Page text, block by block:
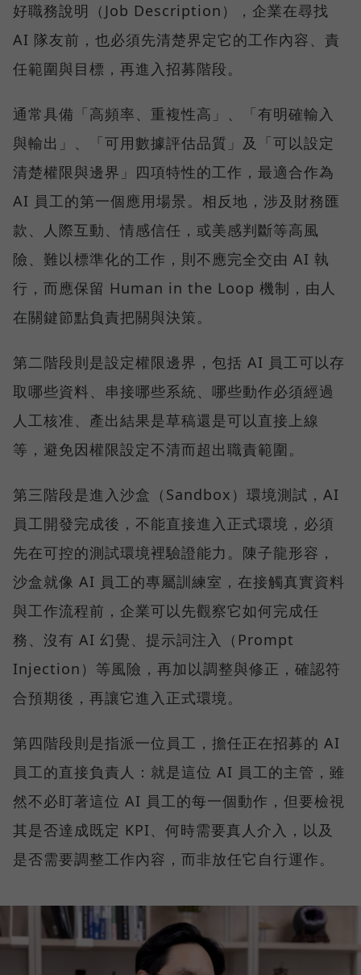
好職務說明（Job Description），企業在尋找
AI 隊友前，也必須先清楚界定它的工作內容、責
任範圍與目標，再進入招募階段。
通常具備「高頻率、重複性高」、「有明確輸入
與輸出」、「可用數據評估品質」及「可以設定
清楚權限與邊界」四項特性的工作，最適合作為
AI 員工的第一個應用場景。相反地，涉及財務匯
款、人際互動、情感信任，或美感判斷等高風
險、難以標準化的工作，則不應完全交由 AI 執
行，而應保留 Human in the Loop 機制，由人
在關鍵節點負責把關與決策。
第二階段則是設定權限邊界，包括 AI 員工可以存
取哪些資料、串接哪些系統、哪些動作必須經過
人工核准、產出結果是草稿還是可以直接上線
等，避免因權限設定不清而超出職責範圍。
第三階段是進入沙盒（Sandbox）環境測試，AI
員工開發完成後，不能直接進入正式環境，必須
先在可控的測試環境裡驗證能力。陳子龍形容，
沙盒就像 AI 員工的專屬訓練室，在接觸真實資料
與工作流程前，企業可以先觀察它如何完成任
務、沒有 AI 幻覺、提示詞注入（Prompt
Injection）等風險，再加以調整與修正，確認符
合預期後，再讓它進入正式環境。
第四階段則是指派一位員工，擔任正在招募的 AI
員工的直接負責人：就是這位 AI 員工的主管，雖
然不必盯著這位 AI 員工的每一個動作，但要檢視
其是否達成既定 KPI、何時需要真人介入，以及
是否需要調整工作內容，而非放任它自行運作。